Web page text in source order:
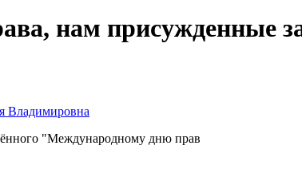
нам присужденные
Владимировна
"Международному дню прав